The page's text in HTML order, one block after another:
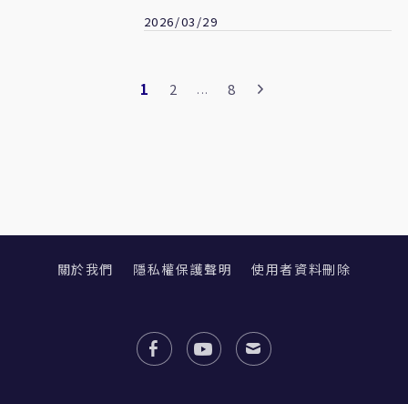
2026/03/29
1 2 ... 8
關於我們 隱私權保護聲明 使用者資料刪除